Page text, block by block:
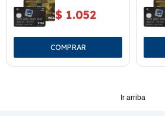
$ 1.052
Ir arriba